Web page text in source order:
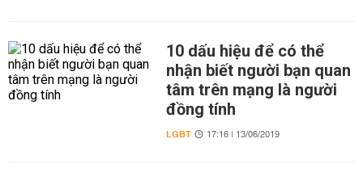
10 dấu hiệu để có thể
nhận biết người bạn quan
tâm trên mạng là người
đồng tính
LGBT 17:16 | 13/06/2019